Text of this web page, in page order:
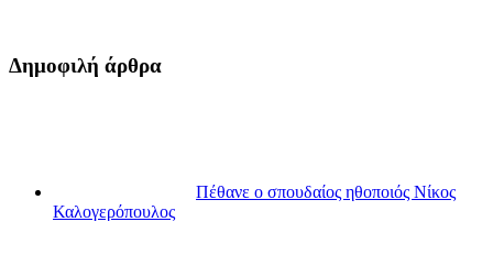
Δημοφιλή άρθρα
Πέθανε ο σπουδαίος ηθοποιός Νίκος
Καλογερόπουλος